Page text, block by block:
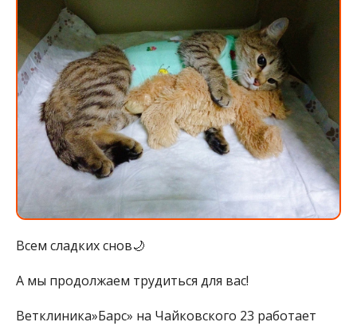
Всем сладких снов🌙
А мы продолжаем трудиться для вас!
Ветклиника»Барс» на Чайковского 23 работает